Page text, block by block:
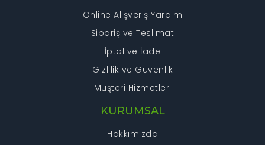
Online Alışveriş Yardım
Sipariş ve Teslimat
İptal ve İade
Gizlilik ve Güvenlik
Müşteri Hizmetleri
KURUMSAL
Hakkımızda